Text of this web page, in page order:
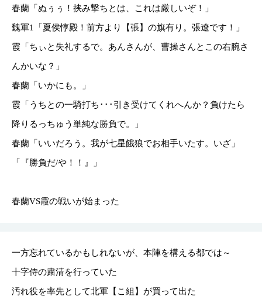
春蘭「ぬぅぅ！挟み撃ちとは、これは厳しいぞ！」
魏軍1「夏侯惇殿！前方より【張】の旗有り。張遼です！」
霞「ちぃと失礼するで。あんさんが、曹操さんとこの右腕さ
んかいな？」
春蘭「いかにも。」
霞「うちとの一騎打ち･･･引き受けてくれへんか？負けたら
降りるっちゅう単純な勝負で。」
春蘭「いいだろう。我が七星餓狼でお相手いたす。いざ」
「『勝負だ/や！！』」
春蘭VS霞の戦いが始まった
一方忘れているかもしれないが、本陣を構える都では～
十字侍の粛清を行っていた
汚れ役を率先として北軍【こ組】が買って出た